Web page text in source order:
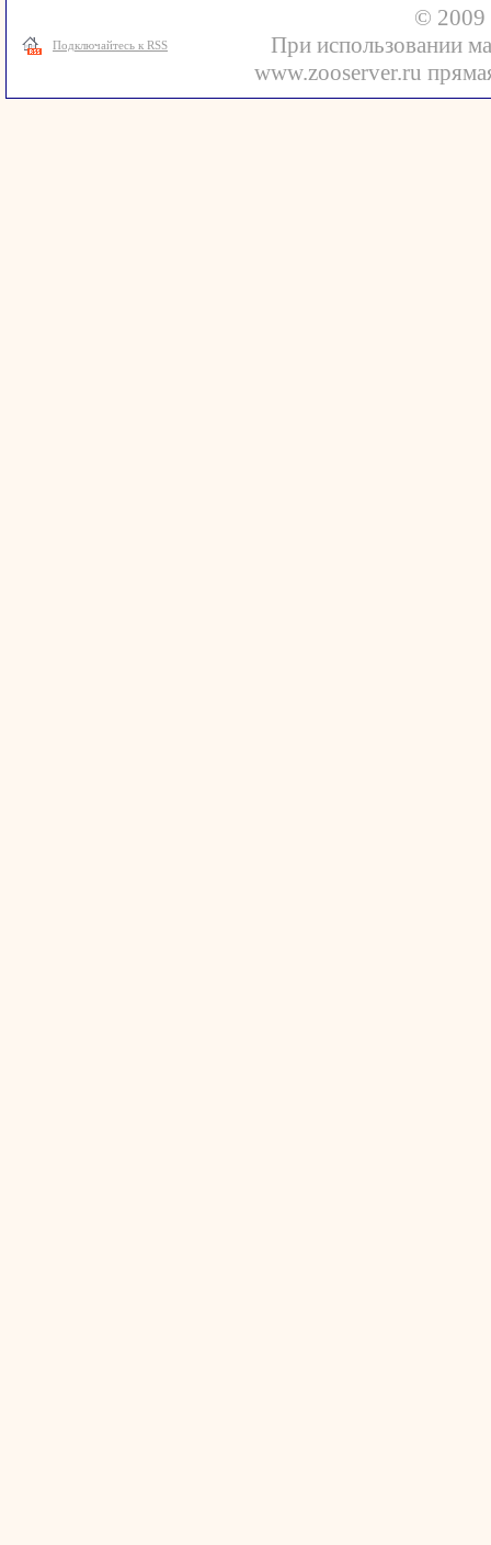
Подключайтесь к RSS
© 2009
При использовании
www.zooserver.ru